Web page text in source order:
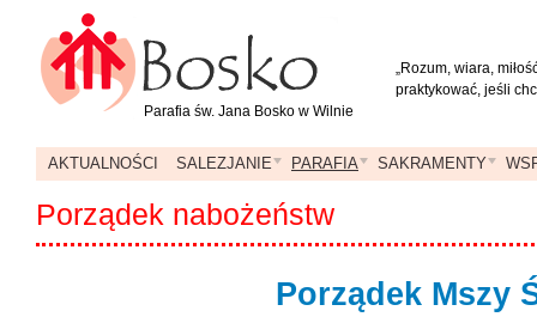
„Rozum, wiara,
praktykować, jeśli
Parafia św. Jana Bosko w Wilnie
AKTUALNOŚCI SALEZJANIE PARAFIA SAKRAMENTY
Porządek nabożeństw
Porządek Mszy